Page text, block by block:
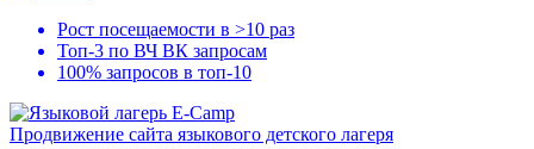
Рост посещаемости в >10 раз
Топ-3 по ВЧ ВК запросам
100% запросов в топ-10
Продвижение сайта языкового детского лагеря